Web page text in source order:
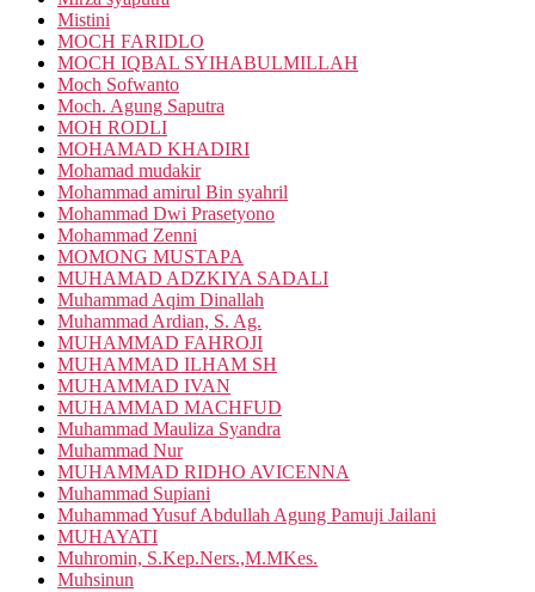
Mistini
MOCH FARIDLO
MOCH IQBAL SYIHABULMILLAH
Moch Sofwanto
Moch. Agung Saputra
MOH RODLI
MOHAMAD KHADIRI
Mohamad mudakir
Mohammad amirul Bin syahril
Mohammad Dwi Prasetyono
Mohammad Zenni
MOMONG MUSTAPA
MUHAMAD ADZKIYA SADALI
Muhammad Aqim Dinallah
Muhammad Ardian, S. Ag.
MUHAMMAD FAHROJI
MUHAMMAD ILHAM SH
MUHAMMAD IVAN
MUHAMMAD MACHFUD
Muhammad Mauliza Syandra
Muhammad Nur
MUHAMMAD RIDHO AVICENNA
Muhammad Supiani
Muhammad Yusuf Abdullah Agung Pamuji Jailani
MUHAYATI
Muhromin, S.Kep.Ners.,M.MKes.
Muhsinun